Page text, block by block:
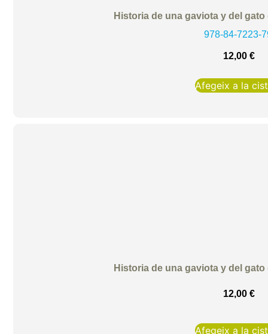
Historia de una gaviota y del
978-84-7223-
12,00€
Afegeix a la
Historia de una gaviota y del
12,00€
Afegeix a la